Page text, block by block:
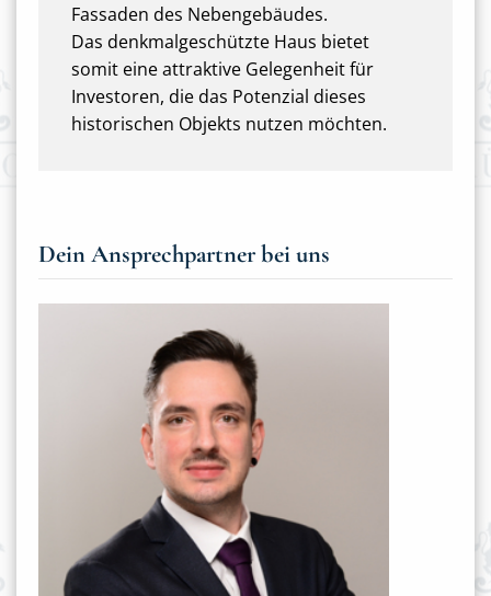
Fassaden des Nebengebäudes.
Das denkmalgeschützte Haus bietet
somit eine attraktive Gelegenheit für
Investoren, die das Potenzial dieses
historischen Objekts nutzen möchten.
Dein Ansprechpartner bei uns